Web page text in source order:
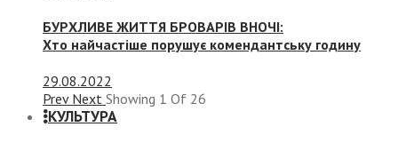
БУРХЛИВЕ ЖИТТЯ БРОВАРІВ ВНОЧІ:
Хто найчастіше порушує комендантську годину
29.08.2022
Prev Next Showing 1 Of 26
КУЛЬТУРА